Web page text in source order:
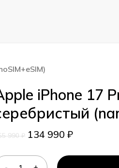
iPhone 17
990₽ 134 990₽